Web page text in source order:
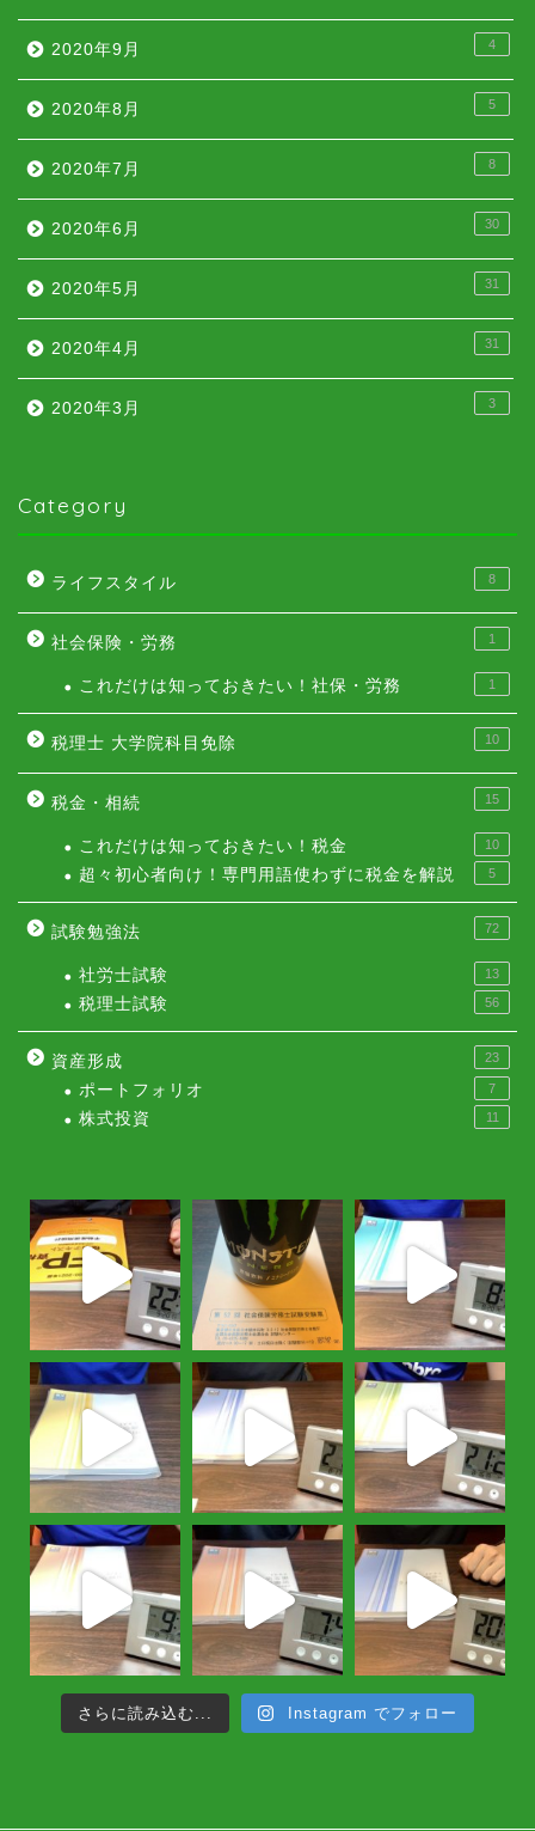
2020年9月 4
2020年8月 5
2020年7月 8
2020年6月 30
2020年5月 31
2020年4月 31
2020年3月 3
Category
ライフスタイル 8
社会保険・労務 1
これだけは知っておきたい！社保・労務 1
税理士 大学院科目免除 10
税金・相続 15
これだけは知っておきたい！税金 10
超々初心者向け！専門用語使わずに税金を解説 5
試験勉強法 72
社労士試験 13
税理士試験 56
資産形成 23
ポートフォリオ 7
株式投資 11
さらに読み込む... Instagram でフォロー